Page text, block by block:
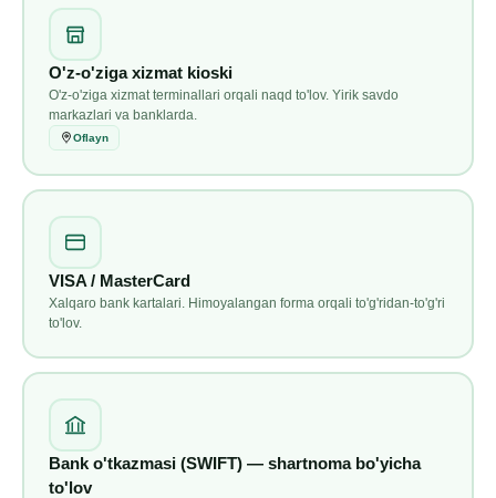
O'z-o'ziga xizmat kioski
O'z-o'ziga xizmat terminallari orqali naqd to'lov. Yirik savdo
markazlari va banklarda.
Oflayn
VISA / MasterCard
Xalqaro bank kartalari. Himoyalangan forma orqali to'g'ridan-to'g'ri
to'lov.
Bank o'tkazmasi (SWIFT) — shartnoma bo'yicha
to'lov